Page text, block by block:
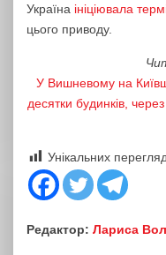
Україна ініціювала
цього приводу.
У Вишневому на
десятки будинків,
Унікальних
Редактор: Лариса